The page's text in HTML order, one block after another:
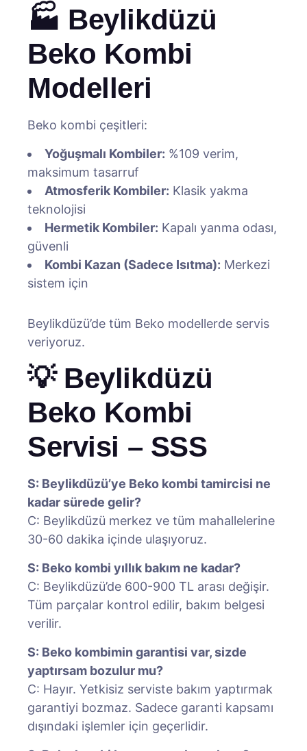
🏭 Beylikdüzü
Beko Kombi
Modelleri
Beko kombi çeşitleri:
Yoğuşmalı Kombiler: %109 verim,
maksimum tasarruf
Atmosferik Kombiler: Klasik yakma
teknolojisi
Hermetik Kombiler: Kapalı yanma odası,
güvenli
Kombi Kazan (Sadece Isıtma): Merkezi
sistem için
Beylikdüzü’de tüm Beko modellerde servis
veriyoruz.
💡 Beylikdüzü
Beko Kombi
Servisi – SSS
S: Beylikdüzü’ye Beko kombi tamircisi ne
kadar sürede gelir?
C: Beylikdüzü merkez ve tüm mahallelerine
30-60 dakika içinde ulaşıyoruz.
S: Beko kombi yıllık bakım ne kadar?
C: Beylikdüzü’de 600-900 TL arası değişir.
Tüm parçalar kontrol edilir, bakım belgesi
verilir.
S: Beko kombimin garantisi var, sizde
yaptırsam bozulur mu?
C: Hayır. Yetkisiz serviste bakım yaptırmak
garantiyi bozmaz. Sadece garanti kapsamı
dışındaki işlemler için geçerlidir.